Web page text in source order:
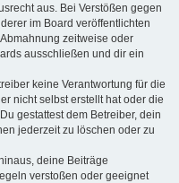
aus. Bei Verstößen gegen
im Board veröffentlichten
zeitweise oder
ausschließen und dir ein
keine Verantwortung für die
nicht selbst erstellt hat oder die
gestattest dem Betreiber, dein
jederzeit zu löschen oder zu
deine Beiträge
verstoßen oder geeignet